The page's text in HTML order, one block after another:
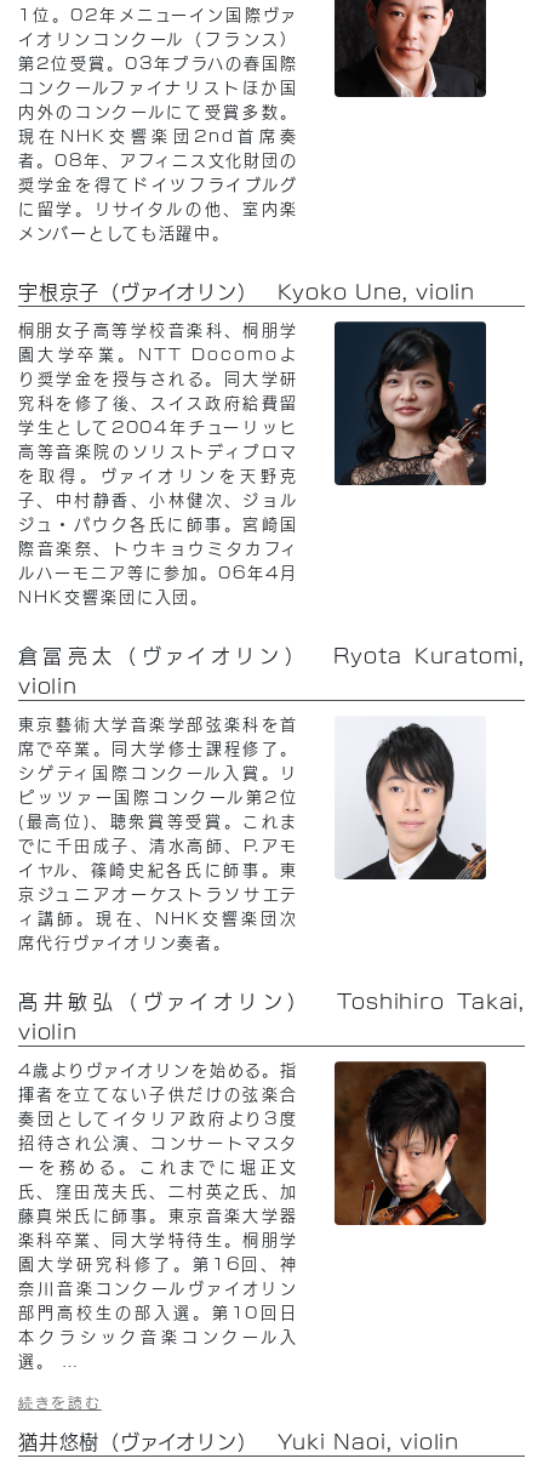
1位。02年メニューイン国際ヴァ
イオリンコンクール（フランス）
第2位受賞。03年プラハの春国際
コンクールファイナリストほか国
内外のコンクールにて受賞多数。
現在NHK交響楽団2nd首席奏
者。08年、アフィニス文化財団の
奨学金を得てドイツフライブルグ
に留学。リサイタルの他、室内楽
メンバーとしても活躍中。
宇根京子（ヴァイオリン） Kyoko Une, violin
桐朋女子高等学校音楽科、桐朋学
園大学卒業。NTT Docomoよ
り奨学金を授与される。同大学研
究科を修了後、スイス政府給費留
学生として2004年チューリッヒ
高等音楽院のソリストディプロマ
を取得。ヴァイオリンを天野克
子、中村静香、小林健次、ジョル
ジュ・パウク各氏に師事。宮崎国
際音楽祭、トウキョウミタカフィ
ルハーモニア等に参加。06年4月
NHK交響楽団に入団。
倉冨亮太（ヴァイオリン） Ryota Kuratomi,
violin
東京藝術大学音楽学部弦楽科を首
席で卒業。同大学修士課程修了。
シゲティ国際コンクール入賞。リ
ピッツァー国際コンクール第2位
(最高位)、聴衆賞等受賞。これま
でに千田成子、清水高師、P.アモ
イヤル、篠崎史紀各氏に師事。東
京ジュニアオーケストラソサエテ
ィ講師。現在、NHK交響楽団次
席代行ヴァイオリン奏者。
髙井敏弘（ヴァイオリン） Toshihiro Takai,
violin
4歳よりヴァイオリンを始める。指
揮者を立てない子供だけの弦楽合
奏団としてイタリア政府より3度
招待され公演 、 コンサートマスタ
ーを務める。これまでに堀正文
氏、窪田茂夫氏、二村英之氏、加
藤真栄氏に師事。東京音楽大学器
楽科卒業、同大学特待生。桐朋学
園大学研究科修了。第16回、神
奈川音楽コンクールヴァイオリン
部門高校生の部入選。第10回日
本クラシック音楽コンクール入
選。
続きを読む
猶井悠樹（ヴァイオリン） Yuki Naoi, violin